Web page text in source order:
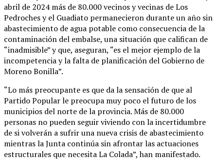
abril de 2024 más de 80.000 vecinos y vecinas de Los
Pedroches y el Guadiato permanecieron durante un año sin
abastecimiento de agua potable como consecuencia de la
contaminación del embalse, una situación que califican de
“inadmisible” y que, aseguran, “es el mejor ejemplo de la
incompetencia y la falta de planificación del Gobierno de
Moreno Bonilla”.
“Lo más preocupante es que da la sensación de que al
Partido Popular le preocupa muy poco el futuro de los
municipios del norte de la provincia. Más de 80.000
personas no pueden seguir viviendo con la incertidumbre
de si volverán a sufrir una nueva crisis de abastecimiento
mientras la Junta continúa sin afrontar las actuaciones
estructurales que necesita La Colada”, han manifestado.